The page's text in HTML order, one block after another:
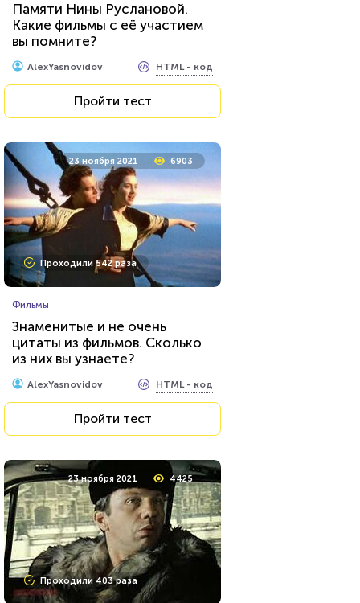
Памяти Нины Руслановой.
Какие фильмы с её участием
вы помните?
AlexYasnovidov HTML - код
Пройти тест
23 ноября 2021 6903
Проходили 542 раза
Фильмы
Знаменитые и не очень
цитаты из фильмов. Сколько
из них вы узнаете?
AlexYasnovidov HTML - код
Пройти тест
23 ноября 2021 4425
Проходили 403 раза